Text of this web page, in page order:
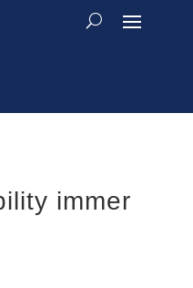
immer